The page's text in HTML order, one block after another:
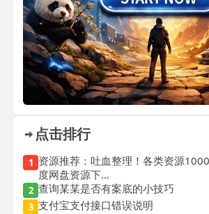
点击排行
1 资源推荐：吐血整理！各类资源
度网盘资源下...
2 查询某某是否有案底的小技巧
3 支付宝支付接口错误说明